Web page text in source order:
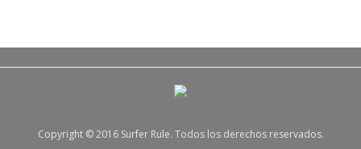
Copyright © 2016 Surfer Rule. Todos los derechos reservados.